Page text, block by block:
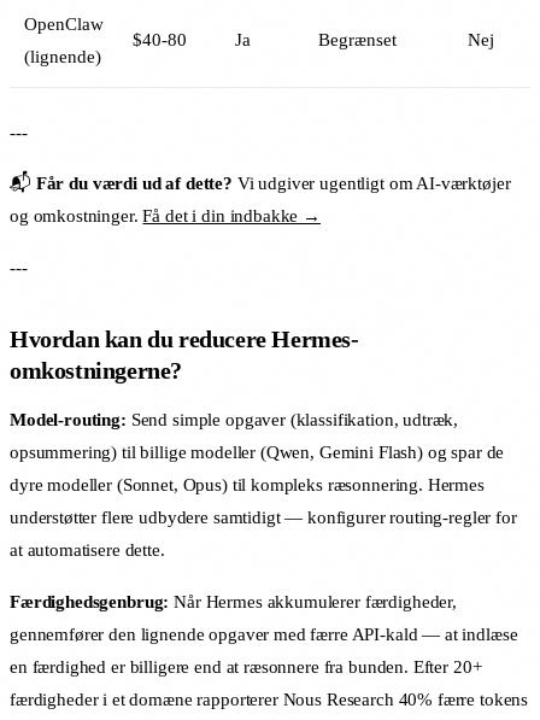
OpenClaw
(lignende)
$40-80 Ja Begrænset Nej
---
📬 Får du værdi ud af dette? Vi udgiver ugentligt om AI-værktøjer
og omkostninger.Få det i din indbakke →
---
Hvordan kan du reducere Hermes-
omkostningerne?
Model-routing: Send simple opgaver (klassifikation, udtræk,
opsummering) til billige modeller (Qwen, Gemini Flash) og spar de
dyre modeller (Sonnet, Opus) til kompleks ræsonnering. Hermes
understøtter flere udbydere samtidigt — konfigurer routing-regler for
at automatisere dette.
Færdighedsgenbrug: Når Hermes akkumulerer færdigheder,
gennemfører den lignende opgaver med færre API-kald — at indlæse
en færdighed er billigere end at ræsonnere fra bunden. Efter 20+
færdigheder i et domæne rapporterer Nous Research 40% færre tokens